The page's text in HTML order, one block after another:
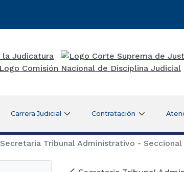
Carrera Judicial Contratación
Secretaria Tribunal Administrativo - Seccional